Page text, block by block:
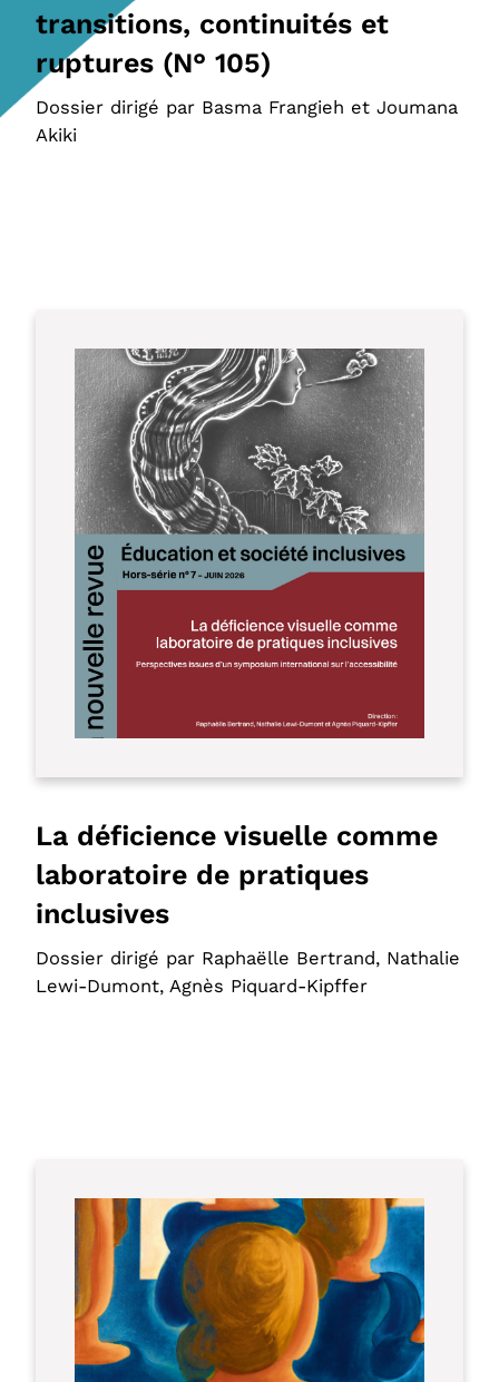
transitions, continuités et
ruptures (N° 105)
Dossier dirigé par Basma Frangieh et Joumana
Akiki
La déficience visuelle comme
laboratoire de pratiques
inclusives
Dossier dirigé par Raphaëlle Bertrand, Nathalie
Lewi-Dumont, Agnès Piquard-Kipffer